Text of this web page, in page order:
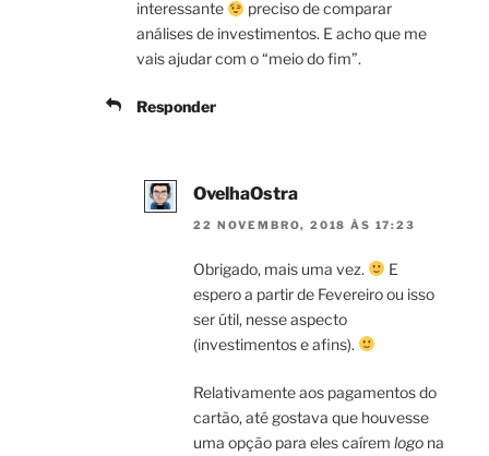
interessante
preciso de comparar
análises de investimentos. E acho que me
vais ajudar com o “meio do fim”.
Responder
OvelhaOstra
22 NOVEMBRO, 2018 ÀS 17:23
Obrigado, mais uma vez.
E
espero a partir de Fevereiro ou isso
ser útil, nesse aspecto
(investimentos e afins).
Relativamente aos pagamentos do
cartão, até gostava que houvesse
uma opção para eles caíremlogo na